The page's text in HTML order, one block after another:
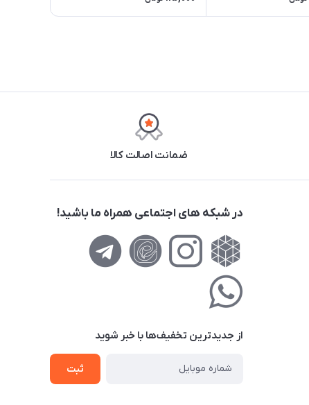
ضمانت اصالت کالا
در شبکه های اجتماعی همراه ما باشید!
از جدید‌ترین تخفیف‌ها با‌ خبر شوید
ثبت